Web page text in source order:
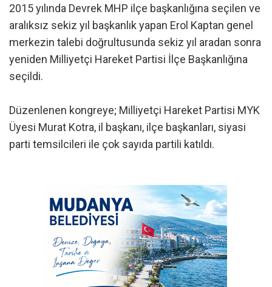
2015 yılında Devrek MHP ilçe başkanlığına seçilen ve
aralıksız sekiz yıl başkanlık yapan Erol Kaptan genel
merkezin talebi doğrultusunda sekiz yıl aradan sonra
yeniden Milliyetçi Hareket Partisi İlçe Başkanlığına
seçildi.
Düzenlenen kongreye; Milliyetçi Hareket Partisi MYK
Üyesi Murat Kotra, il başkanı, ilçe başkanları, siyasi
parti temsilcileri ile çok sayıda partili katıldı.